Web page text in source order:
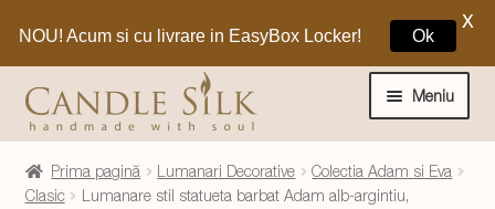
la
navigare
la
conținut
Meniu
HomePrima pagină Lumanari Decorative
Colectia Adam si Eva
Clasic
Lumanare stil statueta barbat Adam alb-argintiu,
NOU! Acum si cu livrare in EasyBox Locker! Ok
X